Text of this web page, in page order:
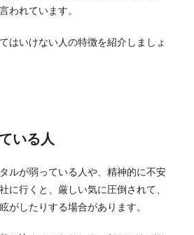
われています。
はいけない人の特徴を紹介しましょ
いる人
ルが弱っている人や、精神的に不安
に行くと、厳しい気に圧倒されて、
がしたりする場合があります。